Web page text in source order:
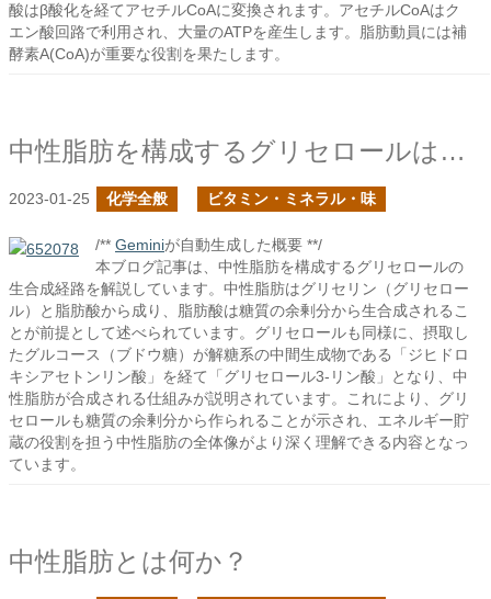
酸はβ酸化を経てアセチルCoAに変換されます。アセチルCoAはク
エン酸回路で利用され、大量のATPを産生します。脂肪動員には補
酵素A(CoA)が重要な役割を果たします。
中性脂肪を構成するグリセロールはどのように合成されるか？
2023-01-25 化学全般 ビタミン・ミネラル・味
/** Geminiが自動生成した概要 **/
本ブログ記事は、中性脂肪を構成するグリセロールの
生合成経路を解説しています。中性脂肪はグリセリン（グリセロー
ル）と脂肪酸から成り、脂肪酸は糖質の余剰分から生合成されるこ
とが前提として述べられています。グリセロールも同様に、摂取し
たグルコース（ブドウ糖）が解糖系の中間生成物である「ジヒドロ
キシアセトンリン酸」を経て「グリセロール3-リン酸」となり、中
性脂肪が合成される仕組みが説明されています。これにより、グリ
セロールも糖質の余剰分から作られることが示され、エネルギー貯
蔵の役割を担う中性脂肪の全体像がより深く理解できる内容となっ
ています。
中性脂肪とは何か？